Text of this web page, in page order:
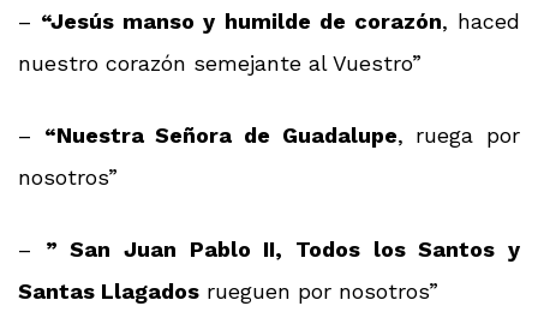
– “Jesús manso y humilde de corazón, haced
nuestro corazón semejante al Vuestro”
– “Nuestra Señora de Guadalupe, ruega por
nosotros”
– ” San Juan Pablo II, Todos los Santos y
Santas Llagados rueguen por nosotros”